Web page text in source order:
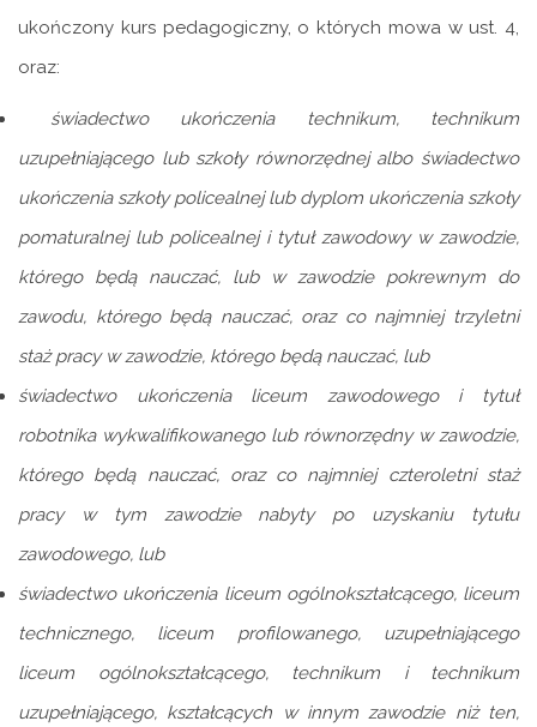
ukończony kurs pedagogiczny, o których mowa w ust. 4,
oraz:
świadectwo ukończenia technikum, technikum
uzupełniającego lub szkoły równorzędnej albo świadectwo
ukończenia szkoły policealnej lub dyplom ukończenia szkoły
pomaturalnej lub policealnej i tytuł zawodowy w zawodzie,
którego będą nauczać, lub w zawodzie pokrewnym do
zawodu, którego będą nauczać, oraz co najmniej trzyletni
staż pracy w zawodzie, którego będą nauczać, lub
świadectwo ukończenia liceum zawodowego i tytuł
robotnika wykwalifikowanego lub równorzędny w zawodzie,
którego będą nauczać, oraz co najmniej czteroletni staż
pracy w tym zawodzie nabyty po uzyskaniu tytułu
zawodowego, lub
świadectwo ukończenia liceum ogólnokształcącego, liceum
technicznego, liceum profilowanego, uzupełniającego
liceum ogólnokształcącego, technikum i technikum
uzupełniającego, kształcących w innym zawodzie niż ten,